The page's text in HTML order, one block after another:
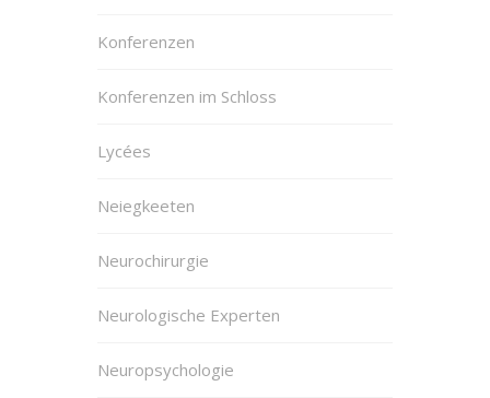
Konferenzen
Konferenzen im Schloss
Lycées
Neiegkeeten
Neurochirurgie
Neurologische Experten
Neuropsychologie